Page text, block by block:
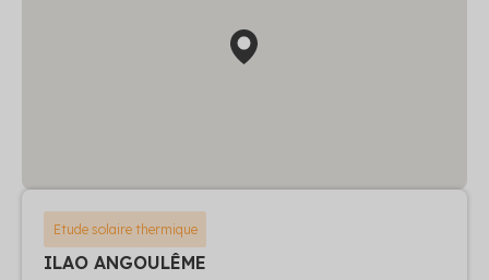
Etude solaire thermique
ILAO ANGOULÊME